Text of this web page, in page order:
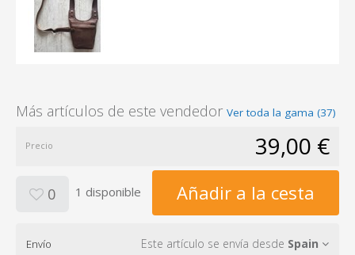
Más artículos de este vendedor Ver toda la gama (37)
Precio 39,00 €
0 1 disponible Añadir a la cesta
Envío Este artículo se envía desde Spain